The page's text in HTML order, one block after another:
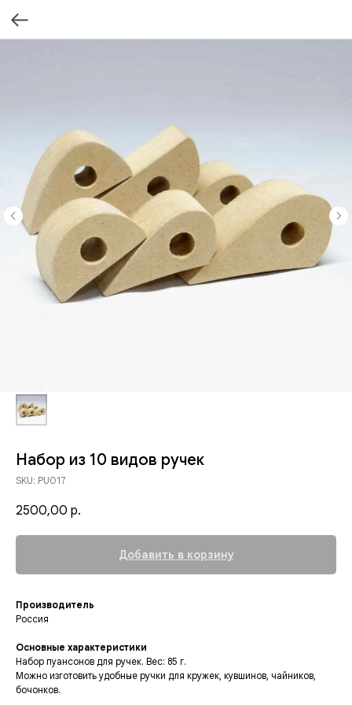
Набор из 10 видов ручек
SKU: PU017
2500,00 р.
Добавить в корзину
Производитель
Россия
Основные характеристики
Набор пуансонов для ручек. Вес: 85 г.
Можно изготовить удобные ручки для кружек, кувшинов, чайников,
бочонков.